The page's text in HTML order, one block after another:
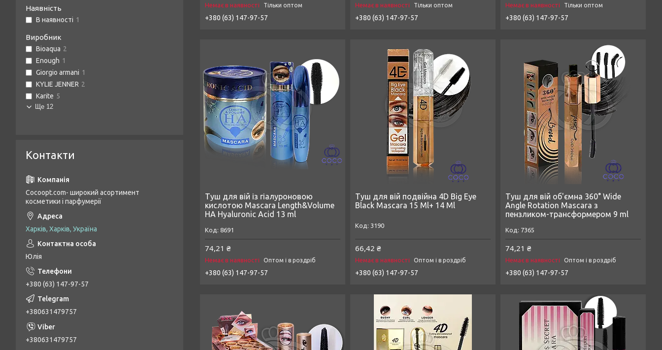
Немає в наявності Тільки оптом
+380 (63) 147-97-57
Немає в наявності Тільки оптом
+380 (63) 147-97-57
Немає в наявності Тільки оптом
+380 (63) 147-97-57
Туш для вій із гіалуроновою
кислотою Mascara Length&Volume
HA Hyaluronic Acid 13 ml
8691
74,21 ₴
Немає в наявності Оптом і в роздріб
+380 (63) 147-97-57
Туш для вій подвійна 4D Big Eye
Black Mascara 15 Ml+ 14 Ml
3190
66,42 ₴
Немає в наявності Оптом і в роздріб
+380 (63) 147-97-57
Туш для вій об'ємна 360° Wide
Angle Rotation Mascara з
пензликом-трансформером 9 ml
7365
74,21 ₴
Немає в наявності Оптом і в роздріб
+380 (63) 147-97-57
Наявність
В наявності 1
Виробник
Bioaqua 2
Enough 1
Giorgio armani 1
KYLIE JENNER 2
Karite 5
Ще 12
Контакти
Cocoopt.com- широкий асортимент
косметики і парфумерії
Харків, Харків, Україна
Юлія
+380 (63) 147-97-57
+380631479757
+380631479757